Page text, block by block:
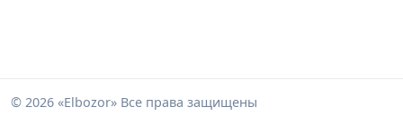
© 2026 «Elbozor» Все права защищены